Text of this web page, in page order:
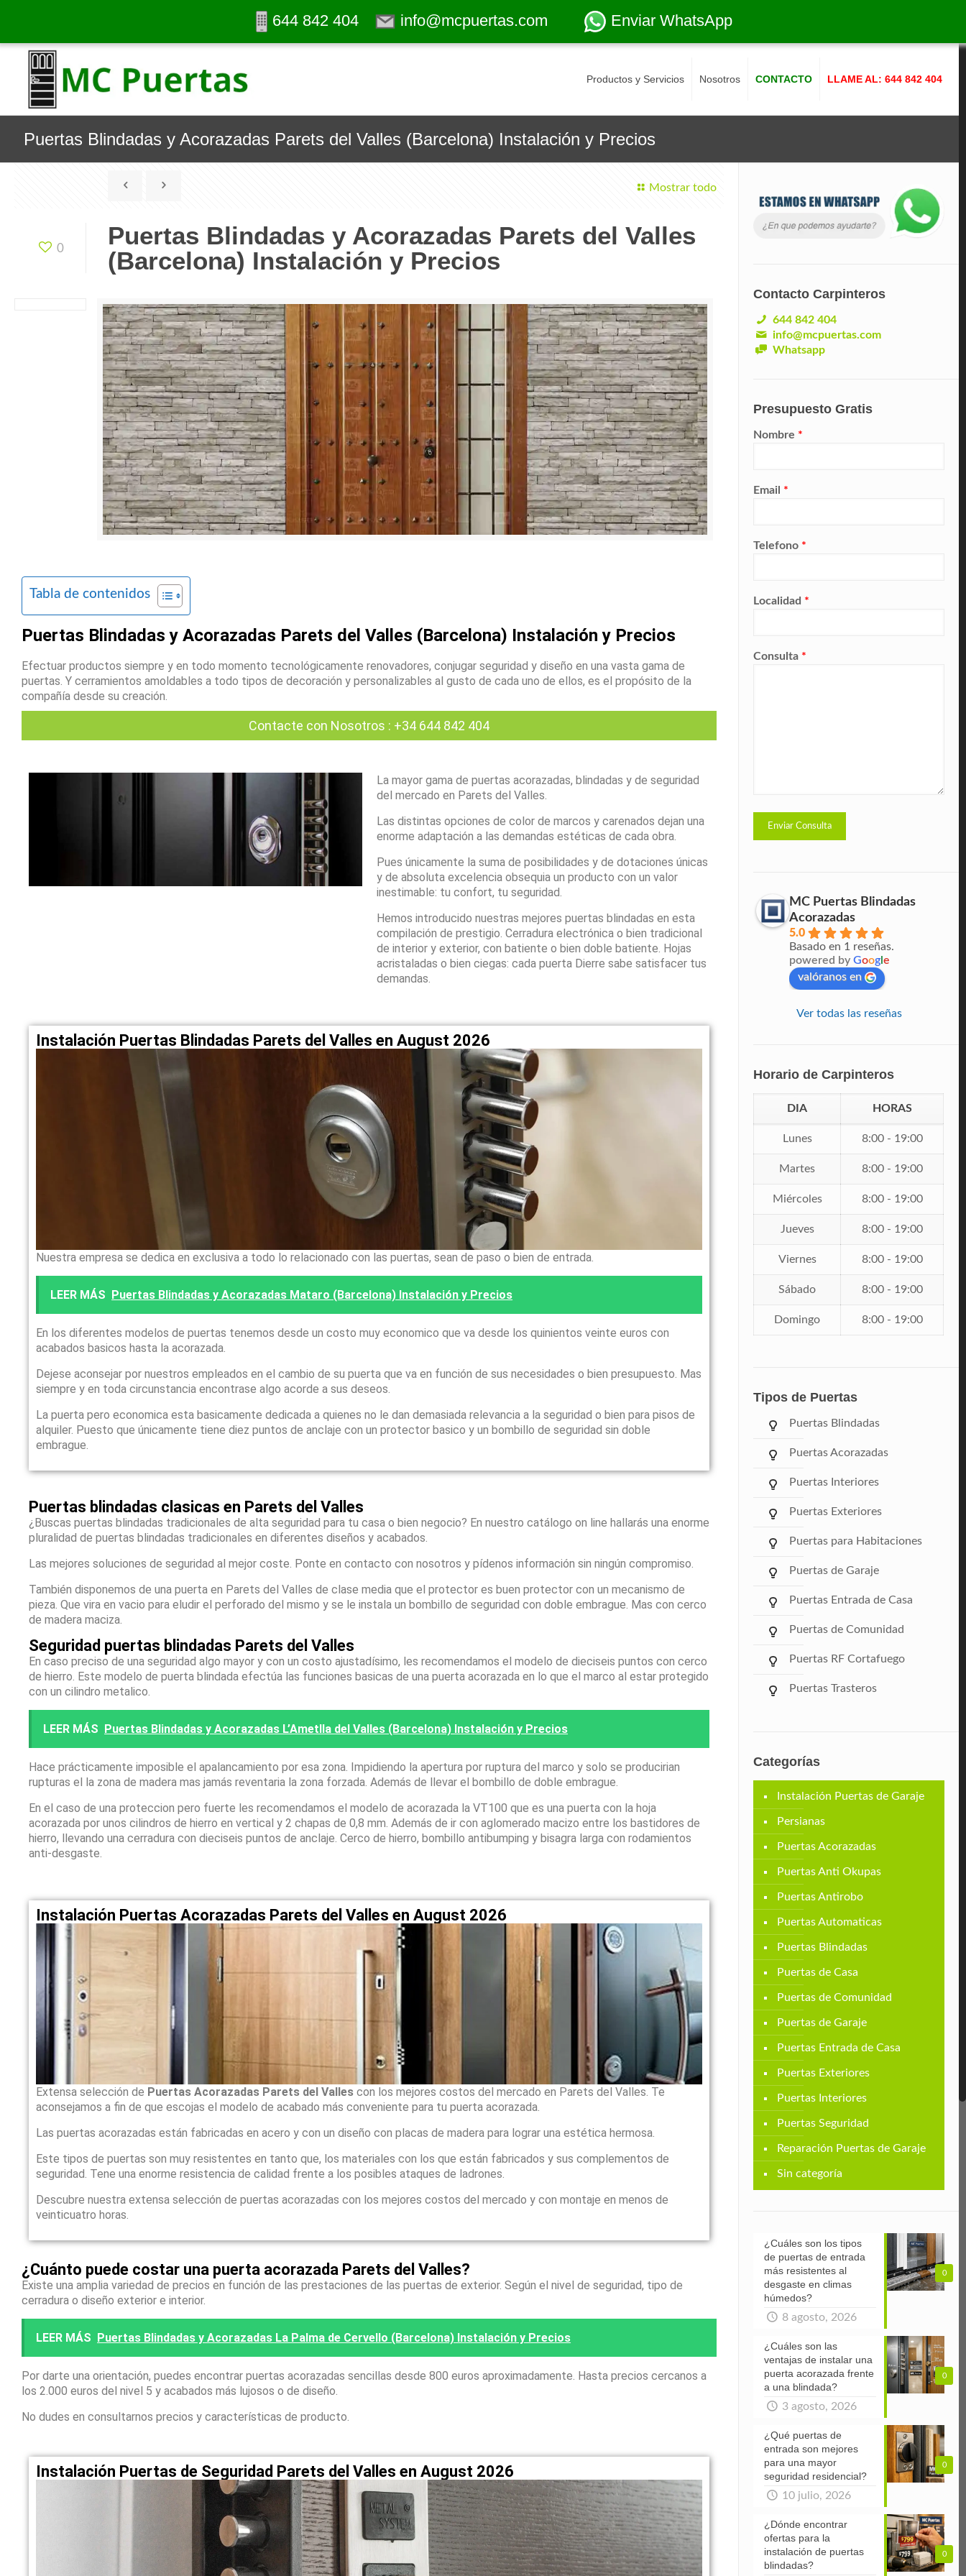
644 842 404 info@mcpuertas.com Enviar WhatsApp
Productos y Servicios Nosotros CONTACTO LLAME AL: 644 842 404
Puertas Blindadas y Acorazadas Parets del Valles (Barcelona) Instalación y Precios
Mostrar todo
0
Puertas Blindadas y Acorazadas Parets del Valles
(Barcelona) Instalación y Precios
Tabla de contenidos
Puertas Blindadas y Acorazadas Parets del Valles (Barcelona) Instalación y Precios
Efectuar productos siempre y en todo momento tecnológicamente renovadores, conjugar seguridad y diseño en una vasta gama de
puertas. Y cerramientos amoldables a todo tipos de decoración y personalizables al gusto de cada uno de ellos, es el propósito de la
compañía desde su creación.
Contacte con Nosotros : +34 644 842 404
La mayor gama de puertas acorazadas, blindadas y de seguridad
del mercado en Parets del Valles.
Las distintas opciones de color de marcos y carenados dejan una
enorme adaptación a las demandas estéticas de cada obra.
Pues únicamente la suma de posibilidades y de dotaciones únicas
y de absoluta excelencia obsequia un producto con un valor
inestimable: tu confort, tu seguridad.
Hemos introducido nuestras mejores puertas blindadas en esta
compilación de prestigio. Cerradura electrónica o bien tradicional
de interior y exterior, con batiente o bien doble batiente. Hojas
acristaladas o bien ciegas: cada puerta Dierre sabe satisfacer tus
demandas.
Instalación Puertas Blindadas Parets del Valles en August 2026
Nuestra empresa se dedica en exclusiva a todo lo relacionado con las puertas, sean de paso o bien de entrada.
LEER MÁS Puertas Blindadas y Acorazadas Mataro (Barcelona) Instalación y Precios
En los diferentes modelos de puertas tenemos desde un costo muy economico que va desde los quinientos veinte euros con
acabados basicos hasta la acorazada.
Dejese aconsejar por nuestros empleados en el cambio de su puerta que va en función de sus necesidades o bien presupuesto. Mas
siempre y en toda circunstancia encontrase algo acorde a sus deseos.
La puerta pero economica esta basicamente dedicada a quienes no le dan demasiada relevancia a la seguridad o bien para pisos de
alquiler. Puesto que únicamente tiene diez puntos de anclaje con un protector basico y un bombillo de seguridad sin doble
embrague.
Puertas blindadas clasicas en Parets del Valles
¿Buscas puertas blindadas tradicionales de alta seguridad para tu casa o bien negocio? En nuestro catálogo on line hallarás una enorme
pluralidad de puertas blindadas tradicionales en diferentes diseños y acabados.
Las mejores soluciones de seguridad al mejor coste. Ponte en contacto con nosotros y pídenos información sin ningún compromiso.
También disponemos de una puerta en Parets del Valles de clase media que el protector es buen protector con un mecanismo de
pieza. Que vira en vacio para eludir el perforado del mismo y se le instala un bombillo de seguridad con doble embrague. Mas con cerco
de madera maciza.
Seguridad puertas blindadas Parets del Valles
En caso preciso de una seguridad algo mayor y con un costo ajustadísimo, les recomendamos el modelo de dieciseis puntos con cerco
de hierro. Este modelo de puerta blindada efectúa las funciones basicas de una puerta acorazada en lo que el marco al estar protegido
con un cilindro metalico.
LEER MÁS Puertas Blindadas y Acorazadas L’Ametlla del Valles (Barcelona) Instalación y Precios
Hace prácticamente imposible el apalancamiento por esa zona. Impidiendo la apertura por ruptura del marco y solo se producirian
rupturas el la zona de madera mas jamás reventaria la zona forzada. Además de llevar el bombillo de doble embrague.
En el caso de una proteccion pero fuerte les recomendamos el modelo de acorazada la VT100 que es una puerta con la hoja
acorazada por unos cilindros de hierro en vertical y 2 chapas de 0,8 mm. Además de ir con aglomerado macizo entre los bastidores de
hierro, llevando una cerradura con dieciseis puntos de anclaje. Cerco de hierro, bombillo antibumping y bisagra larga con rodamientos
anti-desgaste.
Instalación Puertas Acorazadas Parets del Valles en August 2026
Extensa selección de Puertas Acorazadas Parets del Vallescon los mejores costos del mercado en Parets del Valles. Te
aconsejamos a fin de que escojas el modelo de acabado más conveniente para tu puerta acorazada.
Las puertas acorazadas están fabricadas en acero y con un diseño con placas de madera para lograr una estética hermosa.
Este tipos de puertas son muy resistentes en tanto que, los materiales con los que están fabricados y sus complementos de
seguridad. Tene una enorme resistencia de calidad frente a los posibles ataques de ladrones.
Descubre nuestra extensa selección de puertas acorazadas con los mejores costos del mercado y con montaje en menos de
veinticuatro horas.
¿Cuánto puede costar una puerta acorazada Parets del Valles?
Existe una amplia variedad de precios en función de las prestaciones de las puertas de exterior. Según el nivel de seguridad, tipo de
cerradura o diseño exterior e interior.
LEER MÁS Puertas Blindadas y Acorazadas La Palma de Cervello (Barcelona) Instalación y Precios
Por darte una orientación, puedes encontrar puertas acorazadas sencillas desde 800 euros aproximadamente. Hasta precios cercanos a
los 2.000 euros del nivel 5 y acabados más lujosos o de diseño.
No dudes en consultarnos precios y características de producto.
Instalación Puertas de Seguridad Parets del Valles en August 2026
Contacto Carpinteros
644 842 404
info@mcpuertas.com
Whatsapp
Presupuesto Gratis
Nombre *
Email *
Telefono *
Localidad *
Consulta *
MC Puertas Blindadas
Acorazadas
5.0
Basado en 1 reseñas.
powered byGoog le
valóranos en
Ver todas las reseñas
Horario de Carpinteros
DIA HORAS
Lunes 8:00 - 19:00
Martes 8:00 - 19:00
Miércoles 8:00 - 19:00
Jueves 8:00 - 19:00
Viernes 8:00 - 19:00
Sábado 8:00 - 19:00
Domingo 8:00 - 19:00
Tipos de Puertas
Puertas Blindadas
Puertas Acorazadas
Puertas Interiores
Puertas Exteriores
Puertas para Habitaciones
Puertas de Garaje
Puertas Entrada de Casa
Puertas de Comunidad
Puertas RF Cortafuego
Puertas Trasteros
Categorías
Instalación Puertas de Garaje
Persianas
Puertas Acorazadas
Puertas Anti Okupas
Puertas Antirobo
Puertas Automaticas
Puertas Blindadas
Puertas de Casa
Puertas de Comunidad
Puertas de Garaje
Puertas Entrada de Casa
Puertas Exteriores
Puertas Interiores
Puertas Seguridad
Reparación Puertas de Garaje
Sin categoría
0
¿Cuáles son los tipos
de puertas de entrada
más resistentes al
desgaste en climas
húmedos?
8 agosto, 2026
0
¿Cuáles son las
ventajas de instalar una
puerta acorazada frente
a una blindada?
3 agosto, 2026
0
¿Qué puertas de
entrada son mejores
para una mayor
seguridad residencial?
10 julio, 2026
0
¿Dónde encontrar
ofertas para la
instalación de puertas
blindadas?